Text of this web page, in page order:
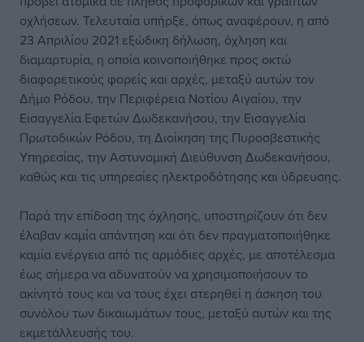
οχλήσεων. Τελευταία υπήρξε, όπως αναφέρουν, η από
23 Απριλίου 2021 εξώδικη δήλωση, όχληση και
διαμαρτυρία, η οποία κοινοποιήθηκε προς οκτώ
διαφορετικούς φορείς και αρχές, μεταξύ αυτών τον
Δήμο Ρόδου, την Περιφέρεια Νοτίου Αιγαίου, την
Εισαγγελία Εφετών Δωδεκανήσου, την Εισαγγελία
Πρωτοδικών Ρόδου, τη Διοίκηση της Πυροσβεστικής
Υπηρεσίας, την Αστυνομική Διεύθυνση Δωδεκανήσου,
καθώς και τις υπηρεσίες ηλεκτροδότησης και ύδρευσης.
Παρά την επίδοση της όχλησης, υποστηρίζουν ότι δεν
έλαβαν καμία απάντηση και ότι δεν πραγματοποιήθηκε
καμία ενέργεια από τις αρμόδιες αρχές, με αποτέλεσμα
έως σήμερα να αδυνατούν να χρησιμοποιήσουν το
ακίνητό τους και να τους έχει στερηθεί η άσκηση του
συνόλου των δικαιωμάτων τους, μεταξύ αυτών και της
εκμετάλλευσής του.